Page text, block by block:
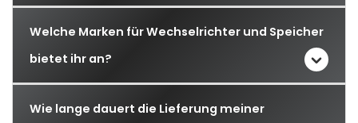
Welche Marken für Wechselrichter und Speicher
bietet ihr an?
Wie lange dauert die Lieferung meiner